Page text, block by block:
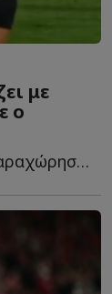
με
ο
Μεγάλη συνέντευξη στο "Athletic" παραχώρησε ο διεθνής εξτρέμ, μ...